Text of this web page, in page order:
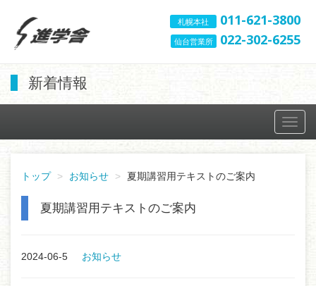
札幌本社 011-621-3800
仙台営業所 022-302-6255
新着情報
トップ お知らせ 夏期講習用テキストのご案内
夏期講習用テキストのご案内
2024-06-5 お知らせ